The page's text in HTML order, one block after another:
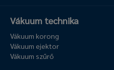
Vákuum technika
Vákuum korong
Vákuum ejektor
Vákuum szűrő